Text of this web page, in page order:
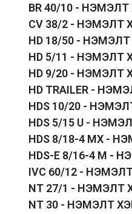
BR 40/10 -
CV 38/2 - НЭМЭЛТ
HD 18/50 -
HD 5/11 - НЭМЭЛТ
HD 9/20 - НЭМЭЛТ
HD TRAILER -
HDS 10/20 -
HDS 5/15 U -
HDS 8/18-4 MX -
HDS-E 8/16-4 M -
IVC 60/12 -
NT 27/1 - НЭМЭЛТ
NT 30 - НЭМЭЛТ